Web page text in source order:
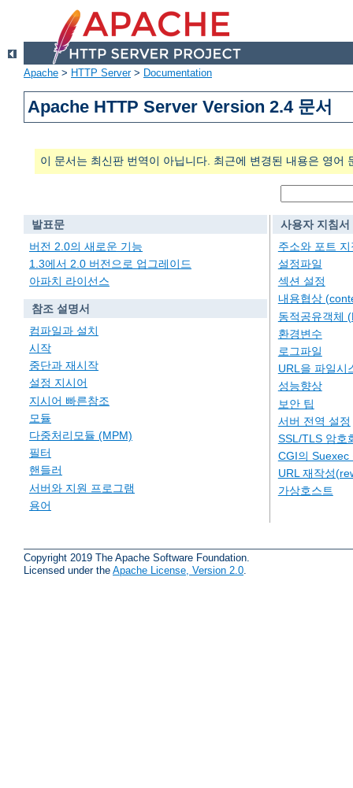
Apache > HTTP Server> Documentation
Apache HTTP Server Version 2.4 문서
이 문서는 최신판 번역이 아닙니다. 최근에 변경된 내용은 영어
발표문
버전 2.0의 새로운 기능
1.3에서 2.0 버전으로 업그레이드
아파치 라이선스
참조 설명서
컴파일과 설치
시작
중단과 재시작
설정 지시어
지시어 빠른참조
모듈
다중처리모듈 (MPM)
필터
핸들러
서버와 지원 프로그램
용어
사용자 지침서
주소와 포트 지
설정파일
섹션 설정
내용협상
동적공유객체
환경변수
로그파일
URL을 파일시
성능향상
보안 팁
서버 전역 설정
SSL/TLS 암호
CGI의 Suexec
URL 재작성
가상호스트
Copyright 2019 The Apache Software Foundation.
Licensed under the Apache License, Version 2.0